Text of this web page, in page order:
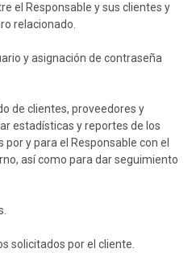
el Responsable y sus clientes y
relacionado.
y asignación de contraseña
de clientes, proveedores y
estadísticas y reportes de los
y para el Responsable con el
así como para dar seguimiento
solicitados por el cliente.